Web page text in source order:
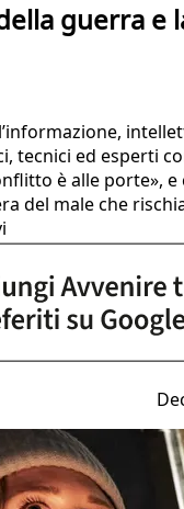
guerra e
tecnici ed esperti
è alle porte»,
del male che